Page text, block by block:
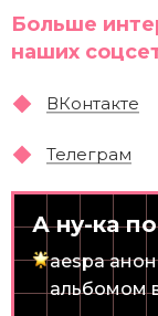
Больше
наших
ВКонтакте
Телеграм
А ну-ка
aespa
альбомом